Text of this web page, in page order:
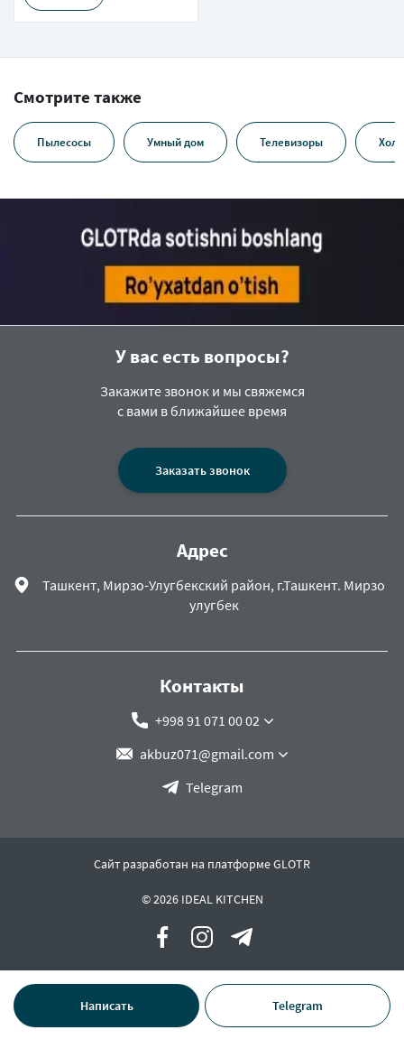
Написать Telegram
Смотрите также
Пылесосы Умный дом Телевизоры
У вас есть вопросы?
Закажите звонок и мы свяжемся
с вами в ближайшее время
Заказать звонок
Адрес
Ташкент, Мирзо-Улугбекский район, г.Ташкент. Мирзо
улугбек
Контакты
+998 91 071 00 02
akbuz071@gmail.com
Telegram
Сайт разработан на платформе GLOTR
© 2026 IDEAL KITCHEN